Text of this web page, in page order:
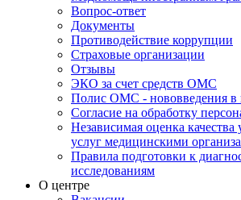
Вопрос-ответ
Документы
Противодействие коррупции
Страховые организации
Отзывы
ЭКО за счет средств ОМС
Полис ОМС - нововведения в
Согласие на обработку
Независимая оценка качества
услуг медицинскими
Правила подготовки к
исследованиям
О центре